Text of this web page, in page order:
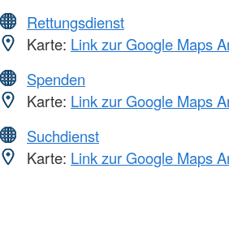
Rettungsdienst
Karte: Link zur Google Maps
Spenden
Karte: Link zur Google Maps
Suchdienst
Karte: Link zur Google Maps